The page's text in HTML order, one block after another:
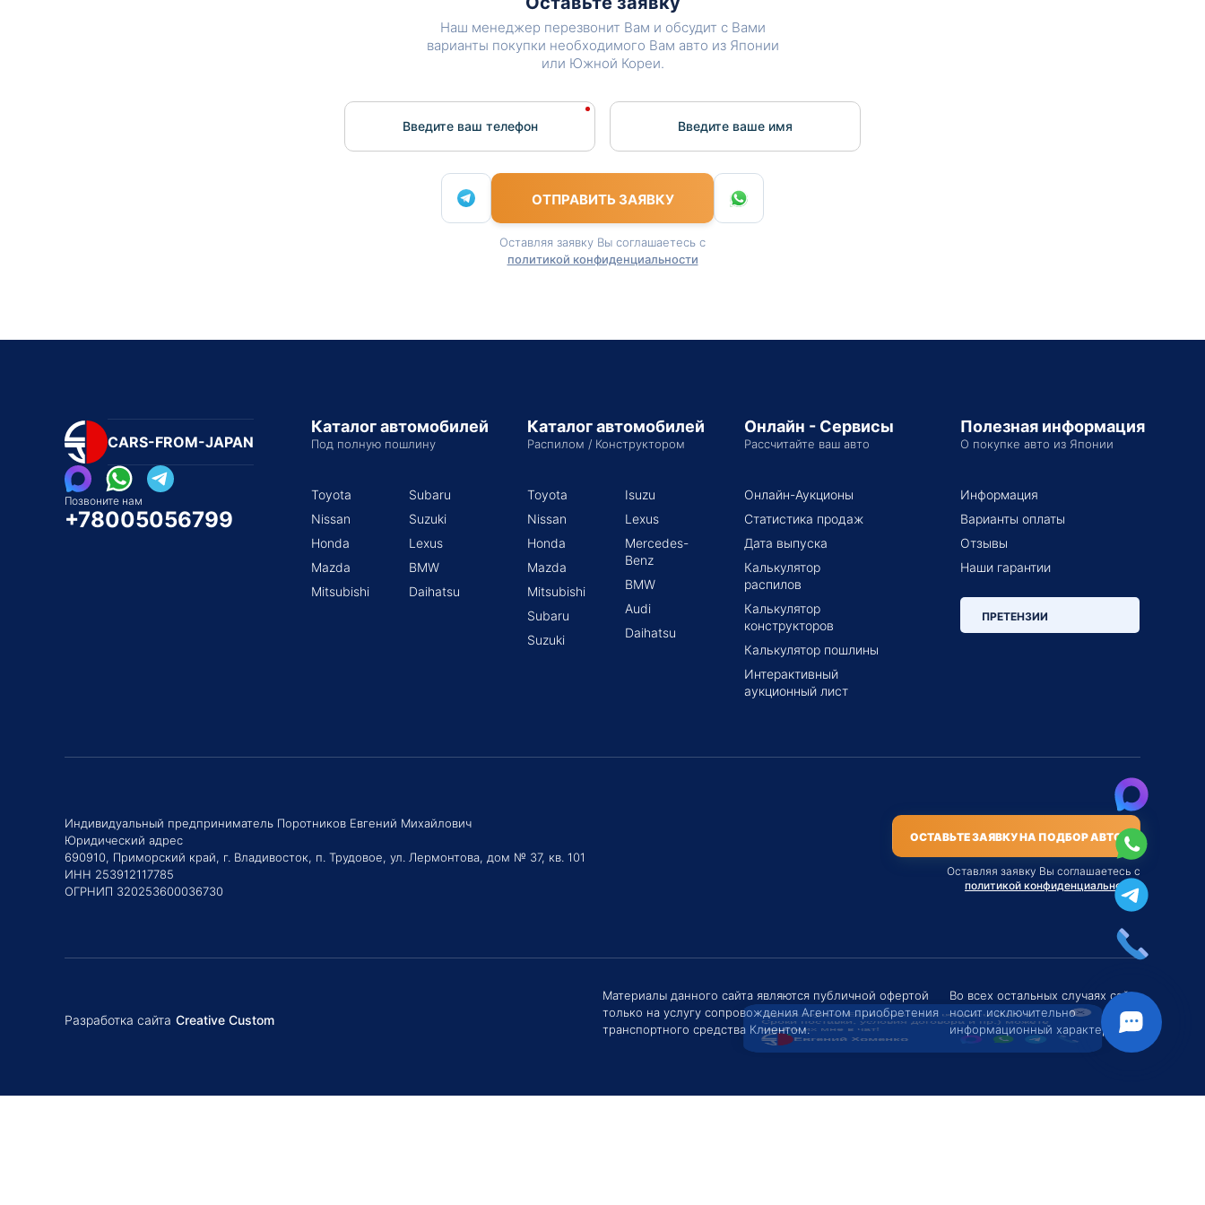
Наш менеджер перезвонит Вам и обсудит с Вами
варианты покупки необходимого Вам авто из Японии
или Южной Кореи.
Введите ваш телефон Введите вашe имя
ОТПРАВИТЬ ЗАЯВКУ
Оставляя заявку Вы соглашаетесь с
политикой конфиденциальности
CARS-FROM-JAPAN
Позвоните нам
+78005056799
Каталог автомобилей
Под полную пошлину
Toyota
Nissan
Honda
Mazda
Mitsubishi
Subaru
Suzuki
Lexus
BMW
Daihatsu
Каталог автомобилей
Распилом / Конструктором
Toyota
Nissan
Honda
Mazda
Mitsubishi
Subaru
Suzuki
Isuzu
Lexus
Mercedes-
Benz
BMW
Audi
Daihatsu
Онлайн - Сервисы
Рассчитайте ваш авто
Онлайн-Аукционы
Статистика продаж
Дата выпуска
Калькулятор
распилов
Калькулятор
конструкторов
Калькулятор пошлины
Интерактивный
аукционный лист
Полезная информация
О покупке авто из Японии
Информация
Варианты оплаты
Отзывы
Наши гарантии
ПРЕТЕНЗИИ
Индивидуальный предприниматель Поротников Евгений Михайлович
Юридический адрес
690910, Приморский край, г. Владивосток, п. Трудовое, ул. Лермонтова, дом № 37, кв. 101
ИНН 253912117785
ОГРНИП 320253600036730
ОСТАВЬТЕ ЗАЯВКУ НА ПОДБОР АВТО
Оставляя заявку Вы соглашаетесь с
политикой конфиденциальности
Материалы данного сайта являются публичной офертой
только на услугу сопровождения Агентом приобретения
транспортного средства Клиентом.
Во всех остальных случаях сайт
носит исключительно
информационный характер.
Разработка сайта Creative Custom Евгений Хоменко
Здравствуйте! Если у вас есть вопросы (Цена,
задать их мне в чат!